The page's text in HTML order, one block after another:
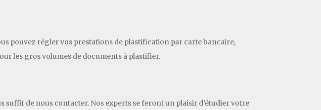
pouvez régler vos prestations de plastification par carte bancaire,
les gros volumes de documents à plastifier.
de nous contacter. Nos experts se feront un plaisir d’étudier votre